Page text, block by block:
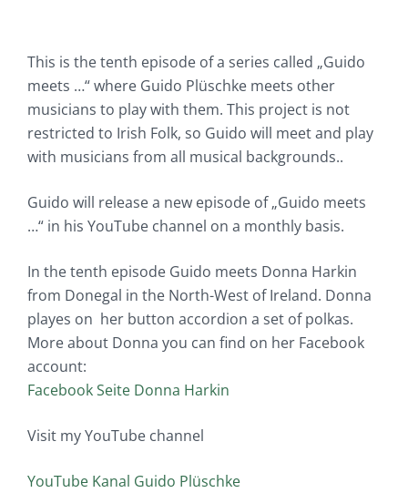
This is the tenth episode of a series called „Guido
meets …“ where Guido Plüschke meets other
musicians to play with them. This project is not
restricted to Irish Folk, so Guido will meet and play
with musicians from all musical backgrounds..
Guido will release a new episode of „Guido meets
…“ in his YouTube channel on a monthly basis.
In the tenth episode Guido meets Donna Harkin
from Donegal in the North-West of Ireland. Donna
playes on her button accordion a set of polkas.
More about Donna you can find on her Facebook
account:
Facebook Seite Donna Harkin
Visit my YouTube channel
YouTube Kanal Guido Plüschke